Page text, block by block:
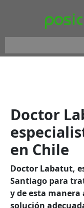
Doctor
en Chile
Doctor Labatut,
Santiago para
y de esta
solución